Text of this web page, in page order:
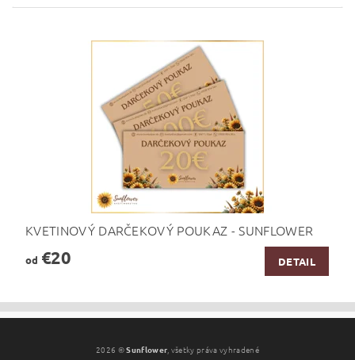
KVETINOVÝ DARČEKOVÝ POUKAZ - SUNFLOWER
od €20 DETAIL
2026 ©Sunflower, všetky práva vyhradené